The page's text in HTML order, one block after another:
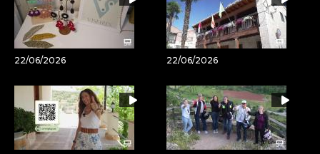
22/06/2026 22/06/2026